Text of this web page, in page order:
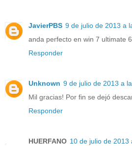
JavierPBS 9 de julio de 2013 a
anda perfecto en win 7 ultimate
Responder
Unknown 9 de julio de 2013 a
Mil gracias! Por fin se dejó
Responder
HUERFANO 10 de julio de 2013